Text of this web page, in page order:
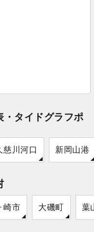
・タイドグラフポ
慈川河口 新岡山港
崎市 大磯町 葉